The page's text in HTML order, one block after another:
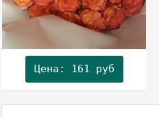
Цена: 161 руб